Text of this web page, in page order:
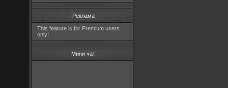
Реклама
This feature is for Premium users
only!
Мини чат